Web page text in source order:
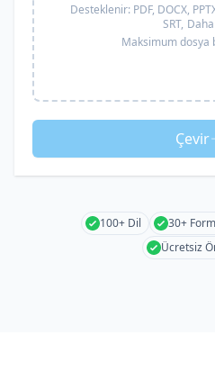
Desteklenir: PDF, DOCX,
SRT,
Maksimum dosya
Çevir
100+ Dil 30+
Ücretsiz